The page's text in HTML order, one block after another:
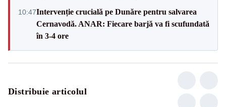
10:47Intervenție crucială pe Dunăre pentru salvarea
Cernavodă. ANAR: Fiecare barjă va fi scufundată
în 3-4 ore
Distribuie articolul